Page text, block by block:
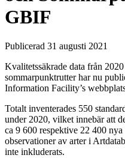
GBIF
Publicerad 31 augusti 2021
Kvalitetssäkrade data från
sommarpunktrutter har nu
Information Facility’s
Totalt inventerades 550
under 2020, vilket innebär att
ca 9 600 respektive 22 400
observationer av arter i
inte inkluderats.